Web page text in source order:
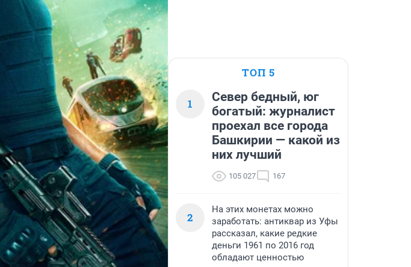
ТОП 5
1
Север бедный, юг
богатый: журналист
проехал все города
Башкирии — какой из
них лучший
105 027 167
2
На этих монетах можно
заработать: антиквар из Уфы
рассказал, какие редкие
деньги 1961 по 2016 год
обладают ценностью